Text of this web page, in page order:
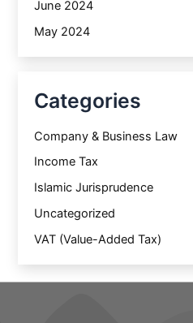
June 2024
May 2024
Categories
Company & Business Law
Income Tax
Islamic Jurisprudence
Uncategorized
VAT (Value-Added Tax)